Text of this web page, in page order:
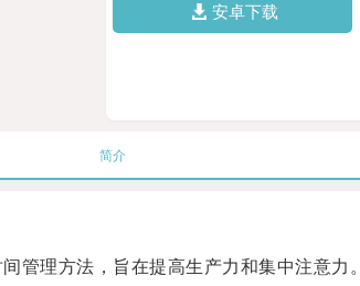
安卓下载
简介
理方法，旨在提高生产力和集中注意力。